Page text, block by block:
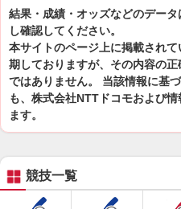
結果・成績・オッズなどのデー
し確認してください。
本サイトのページ上に掲載され
期しておりますが、その内容の
ではありません。 当該情報に基
も、株式会社NTTドコモおよび
ます。
競技一覧